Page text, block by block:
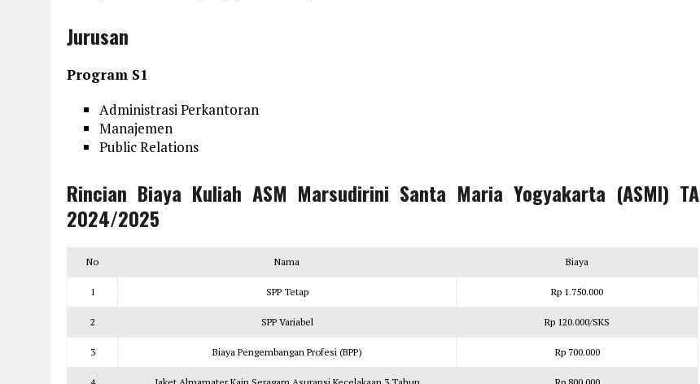
Jurusan
Program S1
Administrasi Perkantoran
Manajemen
Public Relations
Rincian Biaya Kuliah ASM Marsudirini Santa Maria Yogyakarta (ASMI) TA
2024/2025
No Nama Biaya
1 SPP Tetap Rp 1.750.000
2 SPP Variabel Rp 120.000/SKS
3 Biaya Pengembangan Profesi (BPP) Rp 700.000